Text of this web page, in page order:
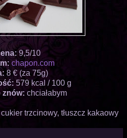
9,5/10
chapon.com
8 € (za 75g)
579 kcal / 100 g
znów: chciałabym
trzcinowy, tłuszcz kakaowy